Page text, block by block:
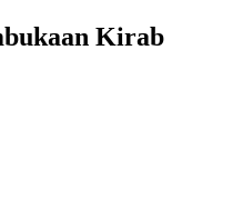
Kirab